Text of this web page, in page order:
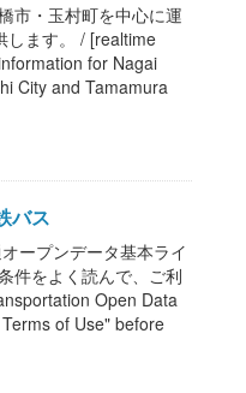
市・玉村町を中心に運
します。 / [realtime
for Nagai
City and Tamamura
バス
ープンデータ基本ライ
件をよく読んで、ご利
Open Data
of Use" before